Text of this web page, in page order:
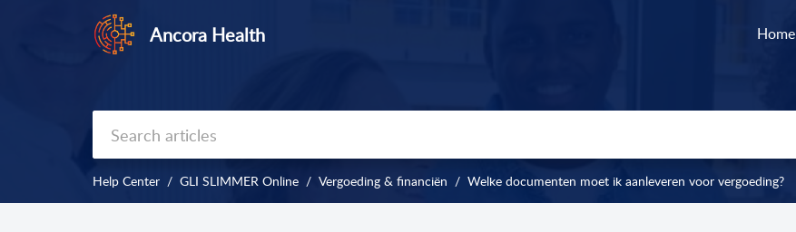
Ancora Health Home
Help Center GLI SLIMMER Online Vergoeding & financiën Welke documenten moet ik aanleveren voor vergoeding?